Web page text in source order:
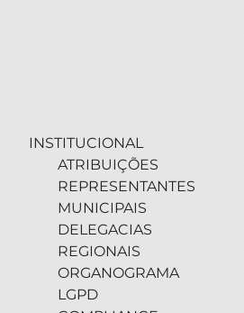
INSTITUCIONAL
ATRIBUIÇÕES
REPRESENTANTES
MUNICIPAIS
DELEGACIAS
REGIONAIS
ORGANOGRAMA
LGPD